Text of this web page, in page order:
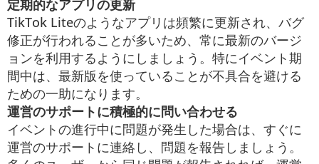
定期的なアプリの更新
TikTok Liteのようなアプリは頻繁に更新され、バグ
修正が行われることが多いため、常に最新のバージ
ョンを利用するようにしましょう。特にイベント期
間中は、最新版を使っていることが不具合を避ける
ための一助になります。
運営のサポートに積極的に問い合わせる
イベントの進行中に問題が発生した場合は、すぐに
運営のサポートに連絡し、問題を報告しましょう。